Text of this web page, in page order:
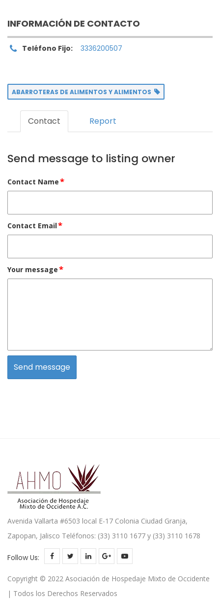
INFORMACIÓN DE CONTACTO
Teléfono Fijo: 3336200507
ABARROTERAS DE ALIMENTOS Y ALIMENTOS
Contact Report
Send message to listing owner
Contact Name*
Contact Email*
Your message*
Avenida Vallarta #6503 local E-17 Colonia Ciudad Granja,
Zapopan, Jalisco Teléfonos: (33) 3110 1677 y (33) 3110 1678
Follow Us:
Copyright © 2022 Asociación de Hospedaje Mixto de Occidente
| Todos los Derechos Reservados